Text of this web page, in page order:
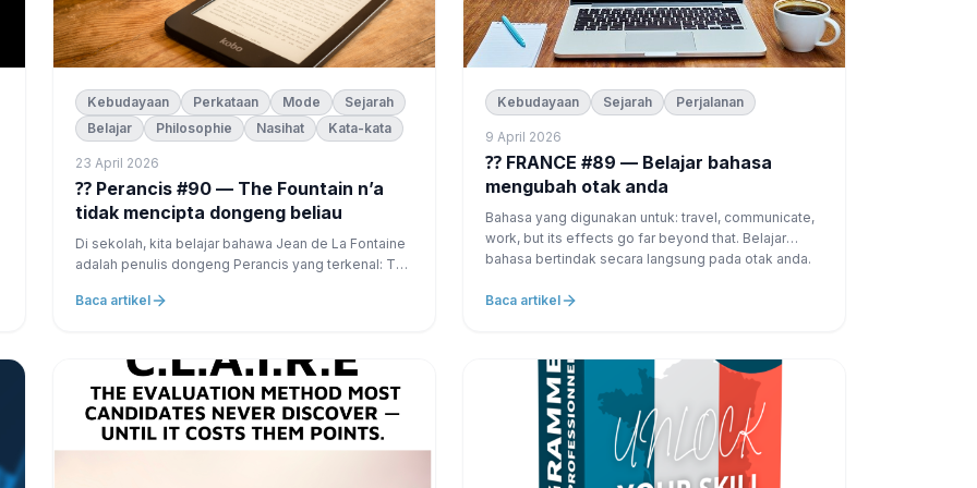
Kebudayaan Perkataan Mode
Sejarah
Belajar
Philosophie Nasihat Kata-kata
23 April 2026
⁇ Perancis #90 — The Fountain n’a
tidak mencipta dongeng beliau
Di sekolah, kita belajar bahawa Jean de La Fontaine
adalah penulis dongeng Perancis yang terkenal: The
and the Tortoise Tetapi apa yang jarang dijelaskan
Baca artikel
Kebudayaan Sejarah Perjalanan
9 April 2026
⁇ FRANCE #89 — Belajar bahasa
mengubah otak anda
Bahasa yang digunakan untuk: travel, communicate,
work, but its effects go far beyond that. Belajar
bahasa bertindak secara langsung pada otak anda.
Baca artikel